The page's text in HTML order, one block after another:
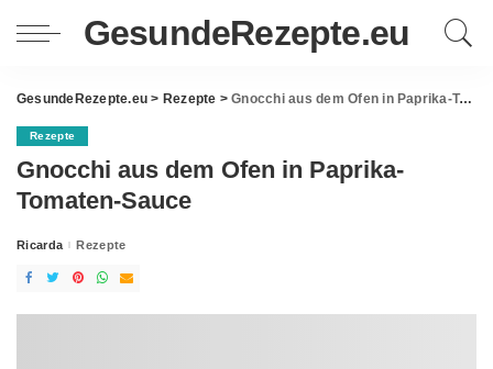
GesundeRezepte.eu
GesundeRezepte.eu > Rezepte >Gnocchi aus dem Ofen in Paprika-Tomaten-Sauce
Rezepte
Gnocchi aus dem Ofen in Paprika-
Tomaten-Sauce
Posted
Ricarda Rezepte